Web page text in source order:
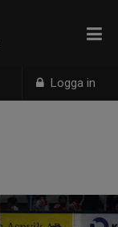
Logga in